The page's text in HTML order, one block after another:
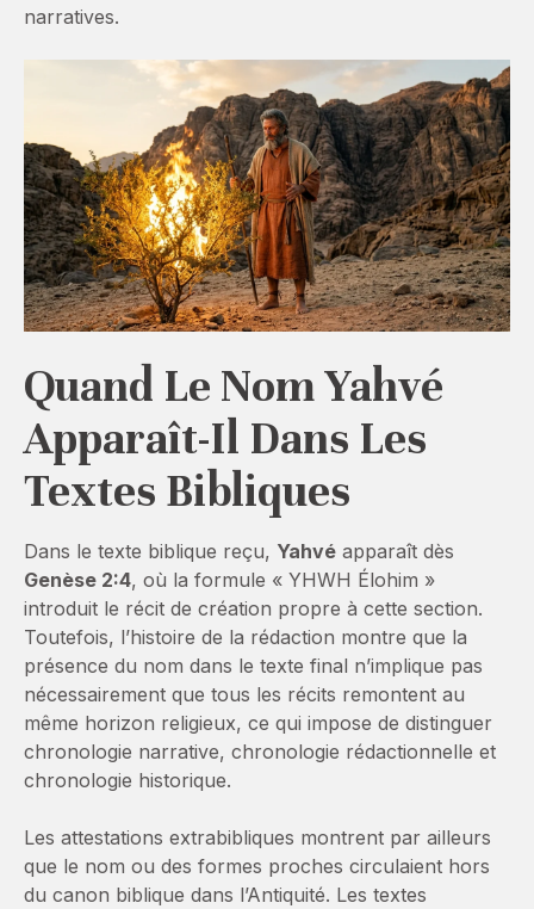
narratives.
Quand Le Nom Yahvé
Apparaît-Il Dans Les
Textes Bibliques
Dans le texte biblique reçu, Yahvé apparaît dès
Genèse 2:4, où la formule « YHWH Élohim »
introduit le récit de création propre à cette section.
Toutefois, l’histoire de la rédaction montre que la
présence du nom dans le texte final n’implique pas
nécessairement que tous les récits remontent au
même horizon religieux, ce qui impose de distinguer
chronologie narrative, chronologie rédactionnelle et
chronologie historique.
Les attestations extrabibliques montrent par ailleurs
que le nom ou des formes proches circulaient hors
du canon biblique dans l’Antiquité. Les textes